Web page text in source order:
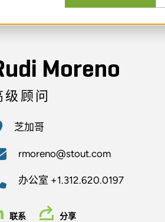
Moreno
级顾问
芝加哥
rmoreno@stout.com
办公室 +1.312.620.0197
联系 分享